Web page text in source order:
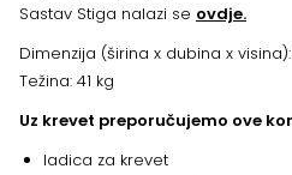
Sastav Stiga nalazi se ovdje.
Dimenzija (širina x dubina x
Težina: 41 kg
Uz krevet preporučujemo ove
ladica za krevet